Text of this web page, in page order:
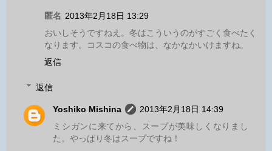
匿名 2013年2月18日 13:29
おいしそうですねえ。冬はこういうのがすごく食べたく
なります。コスコの食べ物は、なかなかいけますね。
返信
返信
Yoshiko Mishina
2013年2月18日 14:39
ミシガンに来てから、スープが美味しくなりまし
た。やっぱり冬はスープですね！